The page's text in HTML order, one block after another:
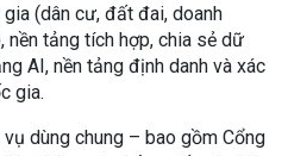
(dân cư, đất đai, doanh
nền tảng tích hợp, chia sẻ dữ
AI, nền tảng định danh và xác
gia.
dùng chung – bao gồm Cổng